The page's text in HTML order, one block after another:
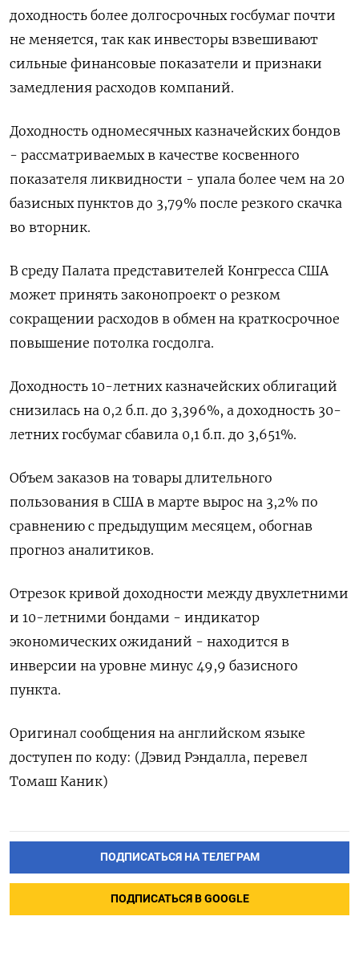
доходность более долгосрочных госбумаг почти
не меняется, так как инвесторы взвешивают
сильные финансовые показатели и признаки
замедления расходов компаний.
Доходность одномесячных казначейских бондов
- рассматриваемых в качестве косвенного
показателя ликвидности - упала более чем на 20
базисных пунктов до 3,79% после резкого скачка
во вторник.
В среду Палата представителей Конгресса США
может принять законопроект о резком
сокращении расходов в обмен на краткосрочное
повышение потолка госдолга.
Доходность 10-летних казначейских облигаций
снизилась на 0,2 б.п. до 3,396%, а доходность 30-
летних госбумаг сбавила 0,1 б.п. до 3,651%.
Объем заказов на товары длительного
пользования в США в марте вырос на 3,2% по
сравнению с предыдущим месяцем, обогнав
прогноз аналитиков.
Отрезок кривой доходности между двухлетними
и 10-летними бондами - индикатор
экономических ожиданий - находится в
инверсии на уровне минус 49,9 базисного
пункта.
Оригинал сообщения на английском языке
доступен по коду: (Дэвид Рэндалла, перевел
Томаш Каник)
ПОДПИСАТЬСЯ НА ТЕЛЕГРАМ
ПОДПИСАТЬСЯ В GOOGLE